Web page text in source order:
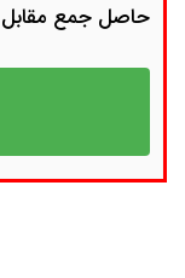
حاصل جمع مقابل را